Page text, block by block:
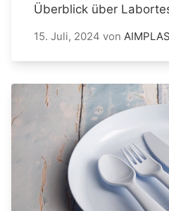
Überblick über
15. Juli, 2024 von AIMPLAS